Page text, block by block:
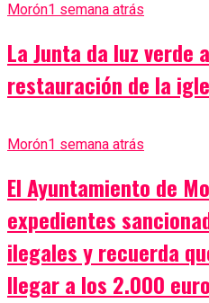
Morón1 semana atrás
La Junta da luz verde
restauración de la
Morón1 semana atrás
El Ayuntamiento de
expedientes
ilegales y recuerda
llegar a los 2.000